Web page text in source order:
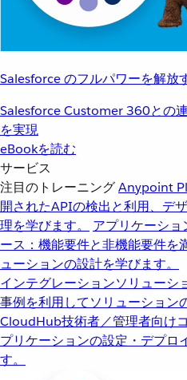
Salesforce のフルパワーを解放
Salesforce Customer 360との
を実現
eBookを読む
サービス
注目のトレーニングAnypoint
開されたAPIの検出と利用、デ
理を学びます。
アプリケーショ
ース：機能要件と非機能要件を
ューションの設計を学びます。
インテグレーションソリューシ
事例を利用してソリューション
CloudHub技術者／管理者向け
プリケーションの設定・デプロ
す。